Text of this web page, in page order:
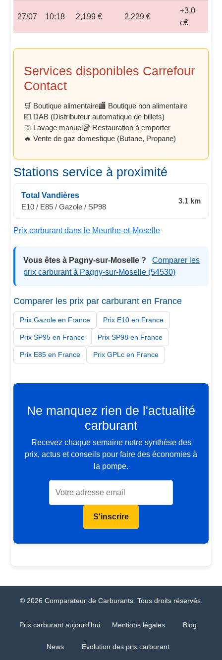
27/07 10:18 2,199 € 2,229 €
+3,0
c€
Services disponibles Carrefour
Contact
🛒 Boutique alimentaire🏬 Boutique non alimentaire
💶 DAB (Distributeur automatique de billets)
🧼 Lavage manuel🥡 Restauration à emporter
🔥 Vente de gaz domestique (Butane, Propane)
Stations service à proximité
Total Vandières
E10 / E85 / Gazole / SP98
3.1 km
Prix carburant dans le Meurthe-et-Moselle
Vous êtes à Pagny-sur-Moselle ?
Comparer les
prix carburant à Pagny-sur-Moselle (54530)
Comparer les prix par carburant en France
Prix Gazole en France Prix E10 en France
Prix SP95 en France Prix SP98 en France
Prix E85 en France Prix GPLc en France
Ne manquez rien de l'actualité
carburant
Recevez chaque semaine notre synthèse des
prix, actus et conseils pour faire des économies à
la pompe.
S'inscrire
© 2026 Comparateur de Carburants. Tous droits réservés.
Prix carburant aujourd’hui Mentions légales Blog
News
Évolution des prix carburant